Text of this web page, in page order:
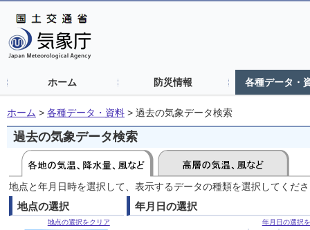
ホーム 防災情報 各種データ・
ホーム > 各種データ・資料 > 過去の気象データ検索
過去の気象データ検索
地点と年月日時を選択して、表示するデータの種類を選択してくだ
地点の選択
地点の選択をクリア
年月日の選択
年月日の選択